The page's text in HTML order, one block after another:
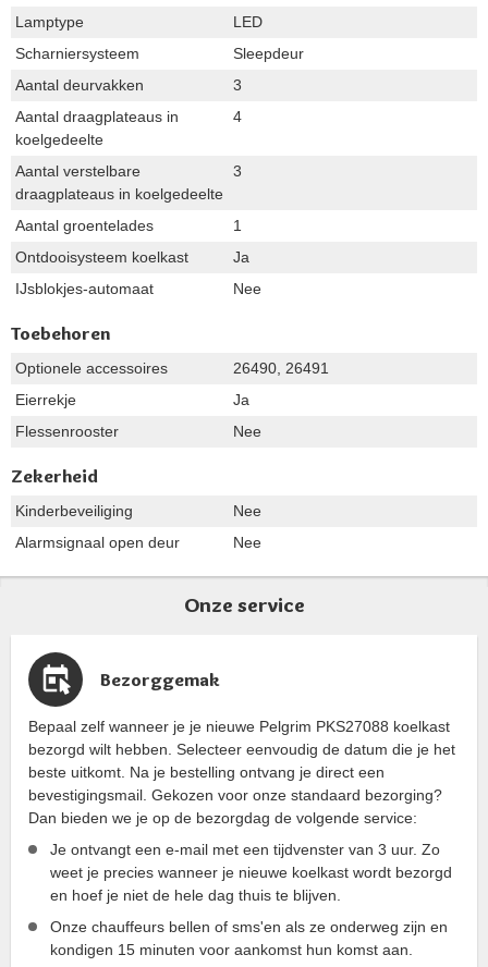
Lamptype
LED
Scharniersysteem
Sleepdeur
Aantal deurvakken
3
Aantal draagplateaus in
koelgedeelte
4
Aantal verstelbare
draagplateaus in koelgedeelte
3
Aantal groentelades
1
Ontdooisysteem koelkast
Ja
IJsblokjes-automaat
Nee
Toebehoren
Optionele accessoires
26490, 26491
Eierrekje
Ja
Flessenrooster
Nee
Zekerheid
Kinderbeveiliging
Nee
Alarmsignaal open deur
Nee
Onze service
Bezorggemak
Bepaal zelf wanneer je je nieuwe Pelgrim PKS27088 koelkast
bezorgd wilt hebben. Selecteer eenvoudig de datum die je het
beste uitkomt. Na je bestelling ontvang je direct een
bevestigingsmail. Gekozen voor onze standaard bezorging?
Dan bieden we je op de bezorgdag de volgende service:
Je ontvangt een e-mail met een tijdvenster van 3 uur. Zo
weet je precies wanneer je nieuwe koelkast wordt bezorgd
en hoef je niet de hele dag thuis te blijven.
Onze chauffeurs bellen of sms'en als ze onderweg zijn en
kondigen 15 minuten voor aankomst hun komst aan.